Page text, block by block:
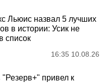
Льюис назвал 5 лучших
в истории: Усик не
список
16:35 10.08.26
привел к